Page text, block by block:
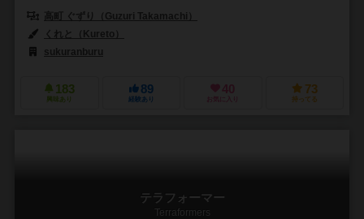
高町 ぐずり（Guzuri Takamachi）
くれと（Kureto）
sukuranburu
183
興味あり
89
経験あり
40
お気に入り
73
持ってる
テラフォーマー
Terraformers